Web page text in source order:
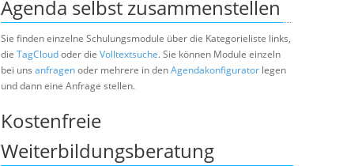
Agenda selbst zusammenstellen
Sie finden einzelne Schulungsmodule über die Kategorieliste links,
die TagCloudoder die Volltextsuche. Sie können Module einzeln
bei uns anfragenoder mehrere in denAgendakonfigurator legen
und dann eine Anfrage stellen.
Kostenfreie
Weiterbildungsberatung